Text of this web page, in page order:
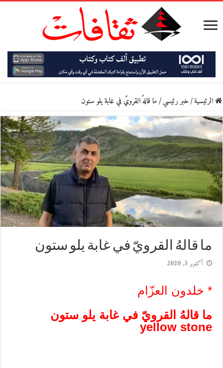
الرئيسية/خبر رئيسي/ما قالهُ القرويّ في غابة يلو ستون
ما قالهُ القرويّ في غابة يلو ستون
أكتوبر 3, 2020
* خلدون العزّام
ما قالهُ القرويّ في غابة يلو ستون
‏yellow stone